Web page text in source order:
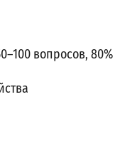
вопросов, 80%